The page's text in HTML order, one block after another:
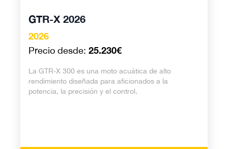
GTR-X 2026
2026
Precio desde: 25.230€
La GTR-X 300 es una moto acuática de alto
rendimiento diseñada para aficionados a la
potencia, la precisión y el control.